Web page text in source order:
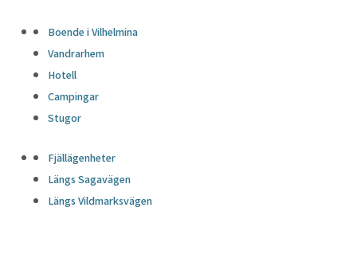
Boende i Vilhelmina
Vandrarhem
Hotell
Campingar
Stugor
Fjällägenheter
Längs Sagavägen
Längs Vildmarksvägen